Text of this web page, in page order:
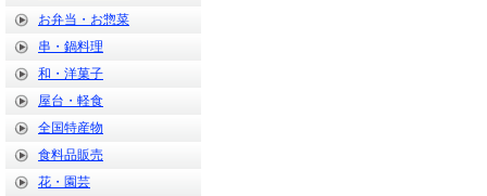
お弁当・お惣菜
串・鍋料理
和・洋菓子
屋台・軽食
全国特産物
食料品販売
花・園芸